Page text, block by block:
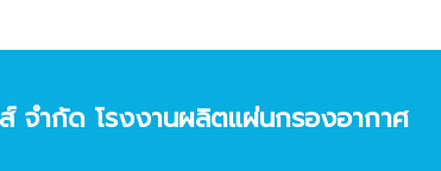
จํากัด โรงงานผลิตแผ่นกรองอากาศ